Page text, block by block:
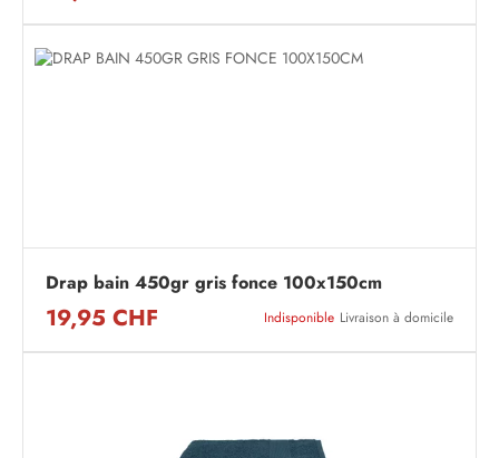
Drap bain 450gr gris fonce 100x150cm
19,95 CHF Indisponible Livraison à domicile